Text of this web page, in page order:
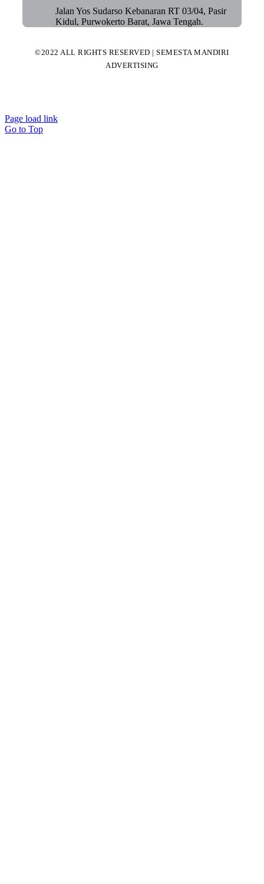
Jalan Yos Sudarso Kebanaran RT 03/04, Pasir
Kidul, Purwokerto Barat, Jawa Tengah.
©2022 ALL RIGHTS RESERVED | SEMESTA MANDIRI
ADVERTISING
Page load link
Go to Top